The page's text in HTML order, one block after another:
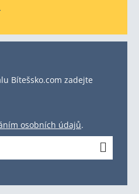
Bítešsko.com zadejte
osobních údajů.